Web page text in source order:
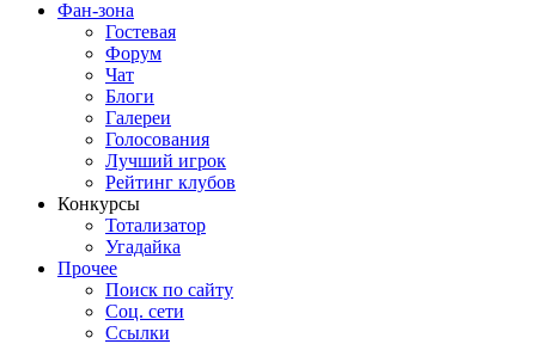
Фан-зона
Гостевая
Форум
Чат
Блоги
Галереи
Голосования
Лучший игрок
Рейтинг клубов
Конкурсы
Тотализатор
Угадайка
Прочее
Поиск по сайту
Соц. сети
Ссылки